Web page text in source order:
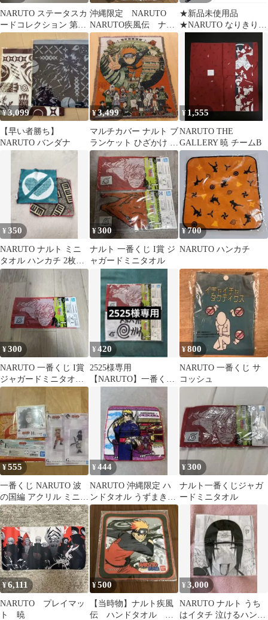
NARUTO ステータスカ
ードコレクション 第二
弾 ロック・リー
沖縄限定 NARUTO
NARUTO疾風伝 ナル
ト はたけカカシ タ
オル
★新品未使用品
★NARUTO なりきりビ
影 波風ミナト
¥3,099
【早い者勝ち】
NARUTO バンダナ
¥3,499
マルチカバー ナルト ブ
ランケット ひざかけ ベ
ッドカバー ソファーカ
バー ラグマット
¥ 1,555
NARUTO THE
GALLERY 暁 チームB
¥350
NARUTO ナルト ミニ
タオル ハンカチ 2枚セ
ット
¥300
ナルト 一番くじ I賞 ジ
ャガードミニタオル
¥700
NARUTO ハンカチ
¥300
NARUTO 一番くじ I賞
ジャガードミニタオル
うずまきナルト
¥420
2525様専用
【NARUTO】一番くじ
¥800
NARUTO 一番くじ サ
コッシュ
¥555
一番くじ NARUTO 波
の国編 アクリル ミニ色
紙 タオル
¥444
NARUTO 沖縄限定 ハ
ンドタオル うずまきナ
ルト
¥300
ナルト一番くじジャガ
ードミニタオル
¥6,111
NARUTO プレイマッ
ト 暁
¥500
【当時物】ナルト疾風
伝 ハンドタオル う
¥3,000
NARUTO ナルト うち
はイタチ 泣けるハンカ